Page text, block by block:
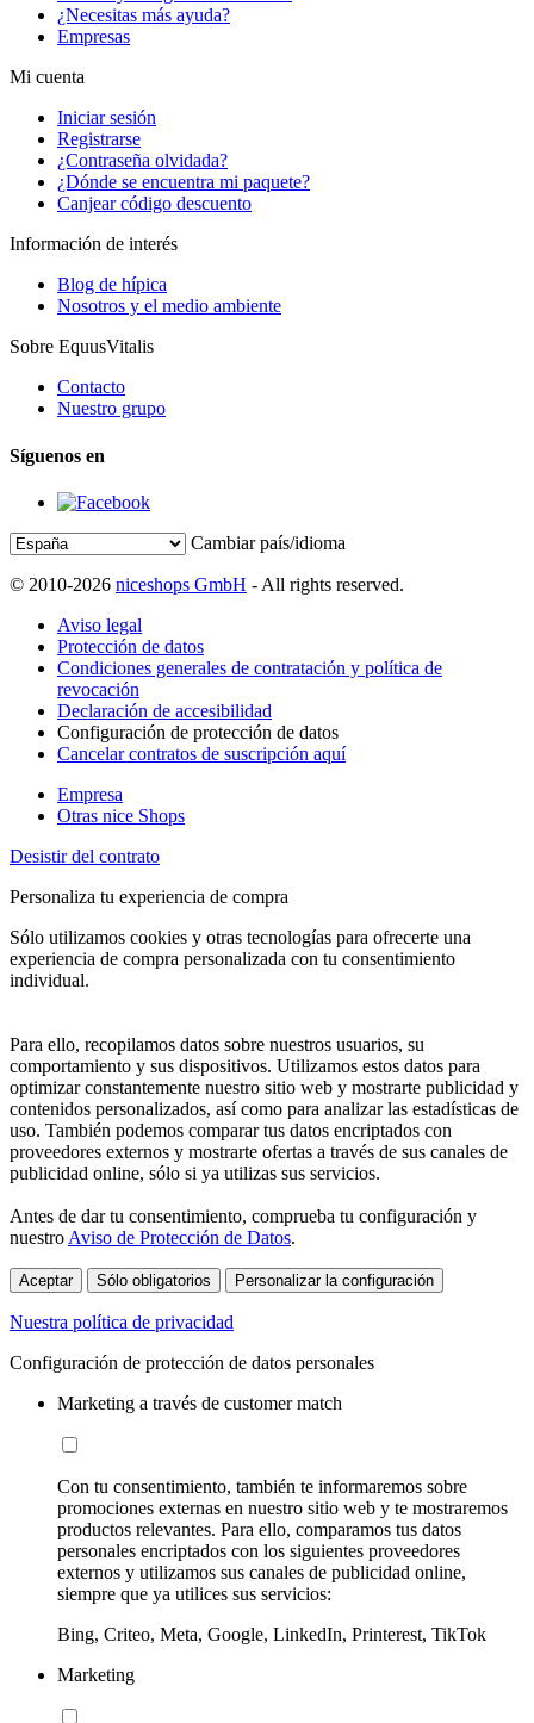
¿Necesitas más ayuda?
Empresas
Mi cuenta
Iniciar sesión
Registrarse
¿Contraseña olvidada?
¿Dónde se encuentra mi paquete?
Canjear código descuento
Información de interés
Blog de hípica
Nosotros y el medio ambiente
Sobre EquusVitalis
Contacto
Nuestro grupo
Síguenos en
Cambiar país/idioma
© 2010-2026 niceshops GmbH - All rights reserved.
Aviso legal
Protección de datos
Condiciones generales de contratación y política de
revocación
Declaración de accesibilidad
Configuración de protección de datos
Cancelar contratos de suscripción aquí
Empresa
Otras nice Shops
Desistir del contrato
Personaliza tu experiencia de compra
Sólo utilizamos cookies y otras tecnologías para ofrecerte una
experiencia de compra personalizada con tu consentimiento
individual.
Para ello, recopilamos datos sobre nuestros usuarios, su
comportamiento y sus dispositivos. Utilizamos estos datos para
optimizar constantemente nuestro sitio web y mostrarte publicidad y
contenidos personalizados, así como para analizar las estadísticas de
uso. También podemos comparar tus datos encriptados con
proveedores externos y mostrarte ofertas a través de sus canales de
publicidad online, sólo si ya utilizas sus servicios.
Antes de dar tu consentimiento, comprueba tu configuración y
nuestro Aviso de Protección de Datos.
Aceptar Sólo obligatorios Personalizar la configuración
Nuestra política de privacidad
Configuración de protección de datos personales
Marketing a través de customer match
Con tu consentimiento, también te informaremos sobre
promociones externas en nuestro sitio web y te mostraremos
productos relevantes. Para ello, comparamos tus datos
personales encriptados con los siguientes proveedores
externos y utilizamos sus canales de publicidad online,
siempre que ya utilices sus servicios:
Bing, Criteo, Meta, Google, LinkedIn, Printerest, TikTok
Marketing